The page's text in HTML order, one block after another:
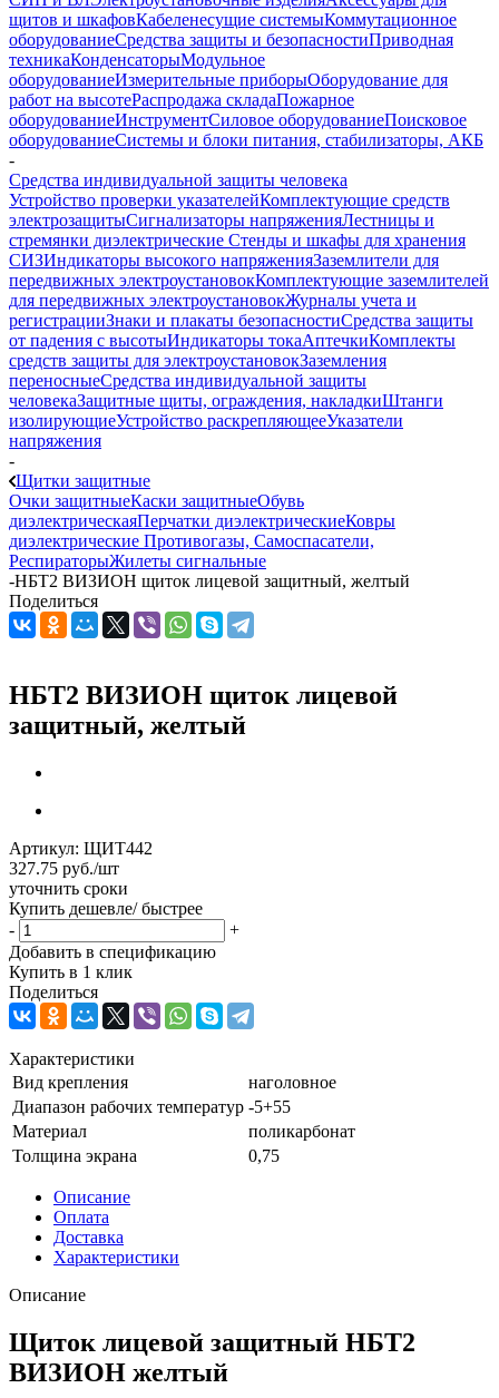
щитов и шкафовКабеленесущие системыКоммутационное
оборудованиеСредства защиты и безопасностиПриводная
техникаКонденсаторыМодульное
оборудованиеИзмерительные приборыОборудование для
работ на высотеРаспродажа складаПожарное
оборудованиеИнструментСиловое оборудованиеПоисковое
оборудованиеСистемы и блоки питания, стабилизаторы, АКБ
-
Средства индивидуальной защиты человека
Устройство проверки указателейКомплектующие средств
электрозащитыСигнализаторы напряженияЛестницы и
стремянки диэлектрические Стенды и шкафы для хранения
СИЗИндикаторы высокого напряженияЗаземлители для
передвижных электроустановокКомплектующие заземлителей
для передвижных электроустановокЖурналы учета и
регистрацииЗнаки и плакаты безопасностиСредства защиты
от падения с высотыИндикаторы токаАптечкиКомплекты
средств защиты для электроустановокЗаземления
переносныеСредства индивидуальной защиты
человекаЗащитные щиты, ограждения, накладкиШтанги
изолирующиеУстройство раскрепляющееУказатели
напряжения
-
Щитки защитные
Очки защитныеКаски защитныеОбувь
диэлектрическаяПерчатки диэлектрическиеКовры
диэлектрические Противогазы, Самоспасатели,
РеспираторыЖилеты сигнальные
-НБТ2 ВИЗИОН щиток лицевой защитный, желтый
Поделиться
НБТ2 ВИЗИОН щиток лицевой
защитный, желтый
Артикул: ЩИТ442
327.75 руб./шт
уточнить сроки
Купить дешевле/ быстрее
-
+
Добавить в спецификацию
Купить в 1 клик
Поделиться
Характеристики
Вид крепления
наголовное
Диапазон рабочих температур -5+55
Материал
поликарбонат
Толщина экрана
0,75
Описание
Оплата
Доставка
Характеристики
Описание
Щиток лицевой защитный НБТ2
ВИЗИОН желтый